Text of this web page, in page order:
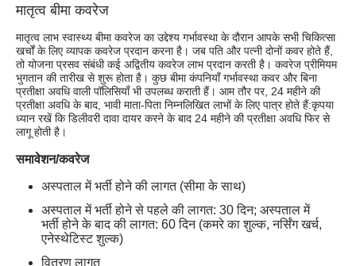
मातृत्व बीमा कवरेज
मातृत्व लाभ स्वास्थ्य बीमा कवरेज का उद्देश्य गर्भावस्था के दौरान आपके सभी चिकित्सा
खर्चों के लिए व्यापक कवरेज प्रदान करना है। जब पति और पत्नी दोनों कवर होते हैं,
तो योजना प्रसव संबंधी कई अद्वितीय कवरेज लाभ प्रदान करती है। कवरेज प्रीमियम
भुगतान की तारीख से शुरू होता है। कुछ बीमा कंपनियाँ गर्भावस्था कवर और बिना
प्रतीक्षा अवधि वाली पॉलिसियाँ भी उपलब्ध कराती हैं। आम तौर पर, 24 महीने की
प्रतीक्षा अवधि के बाद, भावी माता-पिता निम्नलिखित लाभों के लिए पात्र होते हैं:कृपया
ध्यान रखें कि डिलीवरी दावा दायर करने के बाद 24 महीने की प्रतीक्षा अवधि फिर से
लागू होती है।
समावेशन/कवरेज
अस्पताल में भर्ती होने की लागत (सीमा के साथ)
अस्पताल में भर्ती होने से पहले की लागत: 30 दिन; अस्पताल में
भर्ती होने के बाद की लागत: 60 दिन (कमरे का शुल्क, नर्सिंग खर्च,
एनेस्थेटिस्ट शुल्क)
वितरण लागत